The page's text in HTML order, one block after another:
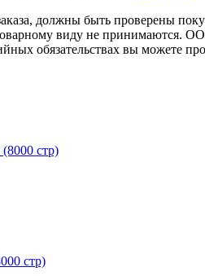
должны быть проверены
виду не
обязательствах вы можете
стр)